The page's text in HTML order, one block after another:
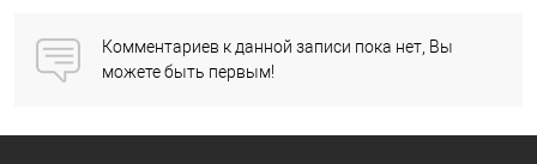
Комментариев к данной записи пока нет, Вы
можете быть первым!